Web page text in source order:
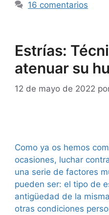
16 comentarios
Estrías:
atenuar su
12 de mayo de 2022
Como ya os hemos
ocasiones, luchar
una serie de factores
pueden ser: el tipo de
antigüedad de la
otras condiciones